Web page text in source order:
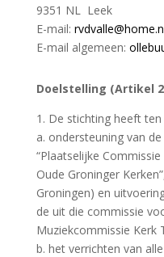
9351 NL Leek
E-mail:
E-mail algemeen:
Doelstelling (Artikel
1. De stichting heeft ten
a. ondersteuning van
“Plaatselijke
Oude Groninger
Groningen) en
de uit die commissie
Muziekcommissie Kerk
b. het verrichten van